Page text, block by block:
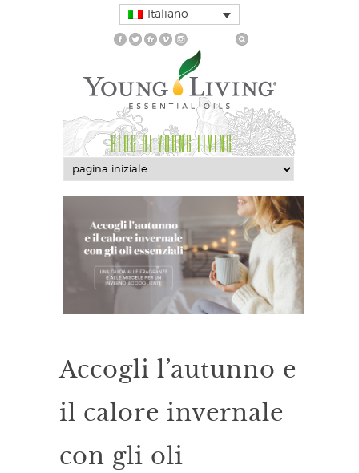
Italiano
BLOG DI YOUNG LIVING
Accogli l’autunno e
il calore invernale
con gli oli